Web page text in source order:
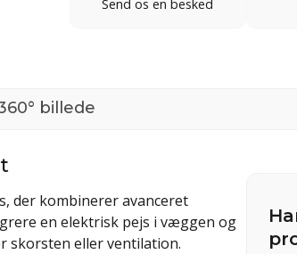
Send os en besked
billede
der kombinerer avanceret
en elektrisk pejs i væggen og
skorsten eller ventilation.